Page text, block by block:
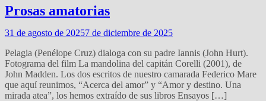
Prosas amatorias
31 de agosto de 20257 de diciembre de 2025
Pelagia (Penélope Cruz) dialoga con su padre Iannis (John Hurt).
Fotograma del film La mandolina del capitán Corelli (2001), de
John Madden. Los dos escritos de nuestro camarada Federico Mare
que aquí reunimos, “Acerca del amor” y “Amor y destino. Una
mirada atea”, los hemos extraído de sus libros Ensayos […]